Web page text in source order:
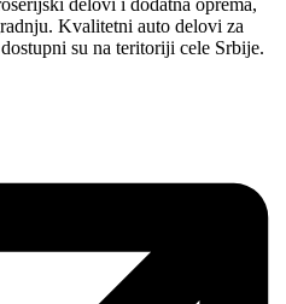
delovi i dodatna oprema,
Kvalitetni auto delovi za
su na teritoriji cele Srbije.